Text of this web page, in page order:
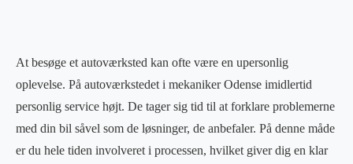
At besøge et autoværksted kan ofte være en upersonlig
oplevelse. På autoværkstedet i mekaniker Odense imidlertid
personlig service højt. De tager sig tid til at forklare problemerne
med din bil såvel som de løsninger, de anbefaler. På denne måde
er du hele tiden involveret i processen, hvilket giver dig en klar